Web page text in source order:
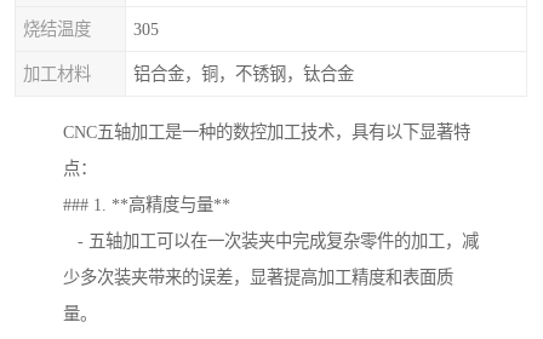
烧结温度 305
加工材料 铝合金，铜，不锈钢，钛合金
CNC五轴加工是一种的数控加工技术，具有以下显著特
点：
### 1. **高精度与量**
- 五轴加工可以在一次装夹中完成复杂零件的加工，减
少多次装夹带来的误差，显著提高加工精度和表面质
量。